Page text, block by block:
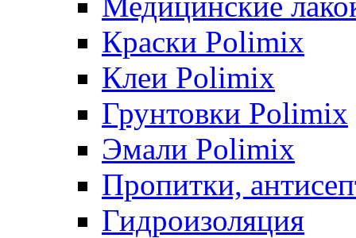
Краски Polimix
Клеи Polimix
Грунтовки Polimix
Эмали Polimix
Пропитки,
Гидроизоляция